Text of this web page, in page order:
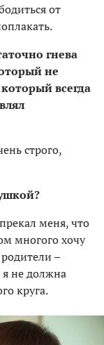
от
гнева
не
всегда
строго,
меня, что
многого хочу
–
я не должна
круга.